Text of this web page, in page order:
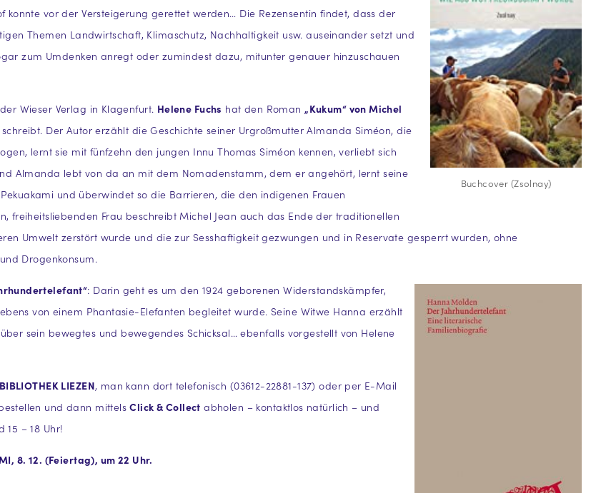
Buchcover (Zsolnay)
vor der Versteigerung gerettet werden… Die Rezensentin findet, dass der
Themen Landwirtschaft, Klimaschutz, Nachhaltigkeit usw. auseinander setzt und
zum Umdenken anregt oder zumindest dazu, mitunter genauer hinzuschauen
Wieser Verlag in Klagenfurt. Helene Fuchs hat den Roman„Kukum“ von Michel
Der Autor erzählt die Geschichte seiner Urgroßmutter Almanda Siméon, die
lernt sie mit fünfzehn den jungen Innu Thomas Siméon kennen, verliebt sich
Almanda lebt von da an mit dem Nomadenstamm, dem er angehört, lernt seine
und überwindet so die Barrieren, die den indigenen Frauen
freiheitsliebenden Frau beschreibt Michel Jean auch das Ende der traditionellen
Umwelt zerstört wurde und die zur Sesshaftigkeit gezwungen und in Reservate gesperrt wurden, ohne
Drogenkonsum.
: Darin geht es um den 1924 geborenen Widerstandskämpfer,
von einem Phantasie-Elefanten begleitet wurde. Seine Witwe Hanna erzählt
sein bewegtes und bewegendes Schicksal… ebenfalls vorgestellt von Helene
BIBLIOTHEK LIEZEN, man kann dort telefonisch (03612-22881-137) oder per E-Mail
und dann mittelsClick & Collect abholen – kontaktlos natürlich – und
15 – 18 Uhr!
8. 12. (Feiertag), um 22 Uhr.